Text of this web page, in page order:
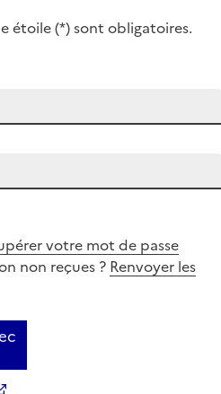
étoile (*) sont obligatoires.
votre mot de passe
non reçues ? Renvoyer les